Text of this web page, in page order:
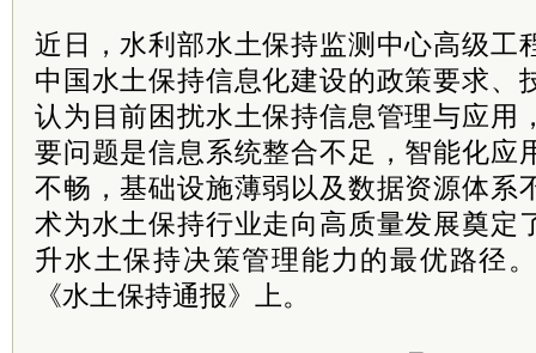
近日，水利部水土保持监测中心高级工
中国水土保持信息化建设的政策要求、
认为目前困扰水土保持信息管理与应用
要问题是信息系统整合不足，智能化应
不畅，基础设施薄弱以及数据资源体系
术为水土保持行业走向高质量发展奠定
升水土保持决策管理能力的最优路径
《水土保持通报》上。